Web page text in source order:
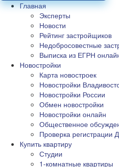
Главная
Эксперты
Новости
Рейтинг застройщиков
Недобросовестные
Выписка из ЕГРН
Новостройки
Карта новостроек
Новостройки
Новостройки России
Обмен новостройки
Новостройки онлайн
Общественное
Проверка регистрации
Купить квартиру
Студии
1-комнатные квартиры